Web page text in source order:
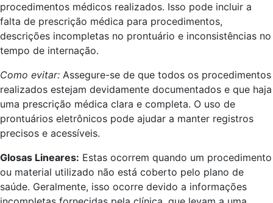
procedimentos médicos realizados. Isso pode incluir a
falta de prescrição médica para procedimentos,
descrições incompletas no prontuário e inconsistências no
tempo de internação.
Como evitar: Assegure-se de que todos os procedimentos
realizados estejam devidamente documentados e que haja
uma prescrição médica clara e completa. O uso de
prontuários eletrônicos pode ajudar a manter registros
precisos e acessíveis.
Glosas Lineares: Estas ocorrem quando um procedimento
ou material utilizado não está coberto pelo plano de
saúde. Geralmente, isso ocorre devido a informações